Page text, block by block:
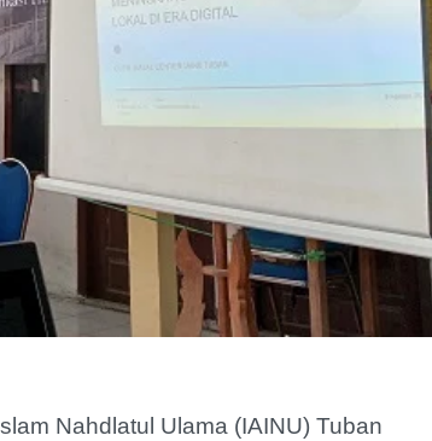
Nahdlatul Ulama (IAINU) Tuban